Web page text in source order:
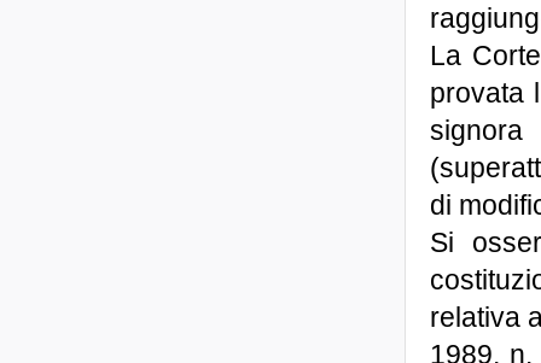
La
provata
di
Si
relativa
1989,